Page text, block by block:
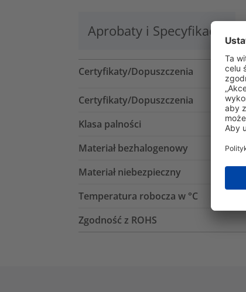
Aprobaty i Specyfikacje
Certyfikaty/Dopuszczenia
Certyfikaty/Dopuszczenia
Klasa palności
Materiał bezhalogenowy
Materiał niebezpieczny
Temperatura robocza w °C
Zgodność z ROHS